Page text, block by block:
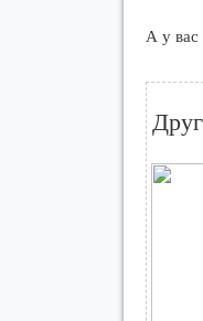
А у вас